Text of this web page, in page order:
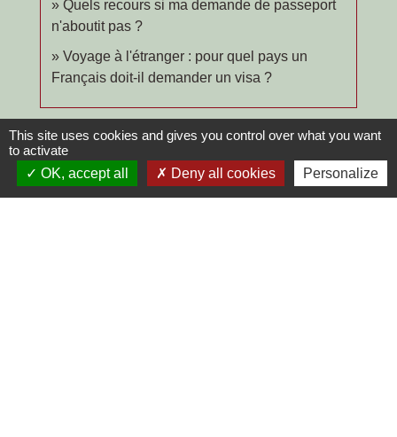
Quels recours si ma demande de passeport
n'aboutit pas ?
Voyage à l'étranger : pour quel pays un
Français doit-il demander un visa ?
Pour en savoir plus
Conseils aux voyageursopen_in_new
This site uses cookies and gives you control over what you want
to activate
OK, accept all
Deny all cookies Personalize